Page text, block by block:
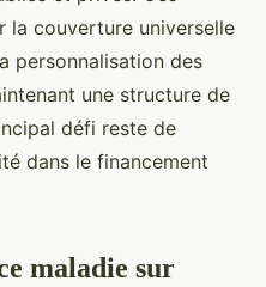
la couverture universelle
personnalisation des
une structure de
défi reste de
dans le financement
maladie sur